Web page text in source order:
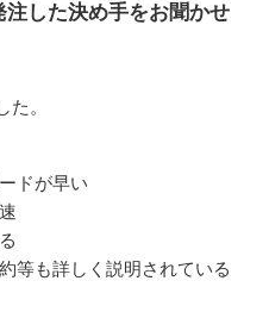
した決め⼿をお聞かせ
た。
ドが早い
等も詳しく説明されている